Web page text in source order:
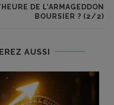
DE L’ARMAGEDDON
BOURSIER ? (2/2)
AUSSI